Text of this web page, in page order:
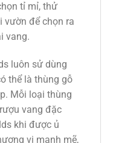
tỉ mỉ, thử
vườn để chọn ra
vang.
luôn sử dùng
thể là thùng gỗ
Mỗi loại thùng
vang đặc
khi được ủ
vị mạnh mẽ,